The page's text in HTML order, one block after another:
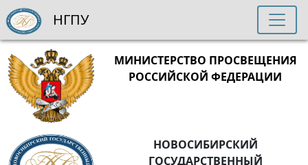
МИНИСТЕРСТВО ПРОСВЕЩЕНИЯ
РОССИЙСКОЙ ФЕДЕРАЦИИ
НОВОСИБИРСКИЙ
ГОСУДАРСТВЕННЫЙ
НГПУ